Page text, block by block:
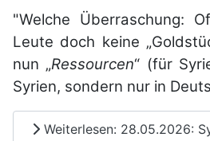
"Welche Überraschung:
Leute doch keine
nun „Ressourcen“ (für
Syrien, sondern nur in
Weiterlesen: 28.05.2026: